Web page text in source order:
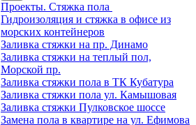
Проекты. Стяжка пола
Гидроизоляция и стяжка в офисе из
морских контейнеров
Заливка стяжки на пр. Динамо
Заливка стяжки на теплый пол,
Морской пр.
Заливка стяжки пола в ТК Кубатура
Заливка стяжки пола ул. Камышовая
Заливка стяжки Пулковское шоссе
Замена пола в квартире на ул. Ефимова